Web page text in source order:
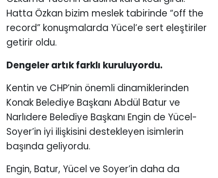
Hatta Özkan bizim meslek tabirinde “off the
record” konuşmalarda Yücel’e sert eleştiriler
getirir oldu.
Dengeler artık farklı kuruluyordu.
Kentin ve CHP’nin önemli dinamiklerinden
Konak Belediye Başkanı Abdül Batur ve
Narlıdere Belediye Başkanı Engin de Yücel-
Soyer’in iyi ilişkisini destekleyen isimlerin
başında geliyordu.
Engin, Batur, Yücel ve Soyer’in daha da